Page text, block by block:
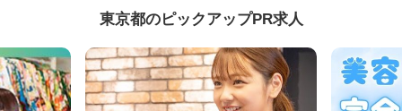
東京都のピックアップPR求人